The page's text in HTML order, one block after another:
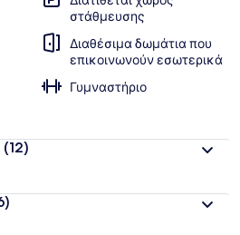
στάθμευσης
Διαθέσιμα δωμάτια που
επικοινωνούν εσωτερικά
Γυμναστήριο
(12)